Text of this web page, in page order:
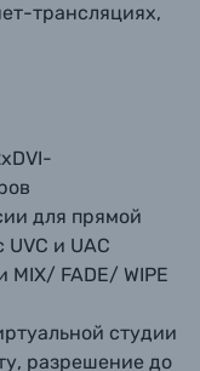
трансляциях,
для прямой
и UAC
MIX/ FADE/ WIPE
студии
разрешение до